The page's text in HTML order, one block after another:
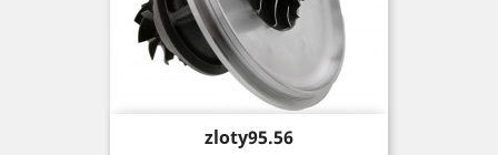
Price
zloty95.56